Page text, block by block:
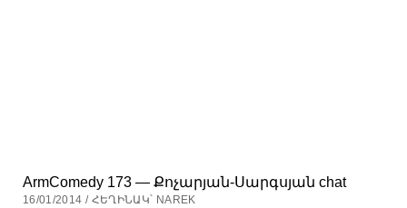
ArmComedy 173 — Քոչարյան-Սարգսյան chat
16/01/2014 / ՀԵՂԻՆԱԿ՝ NAREK